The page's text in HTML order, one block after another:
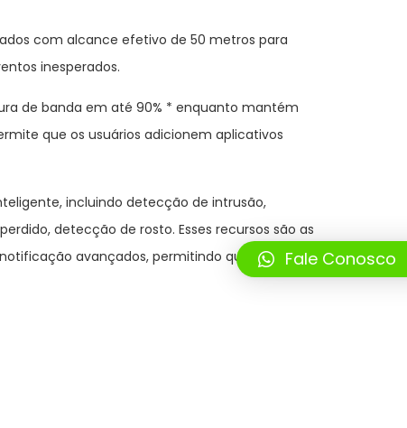
com alcance efetivo de 50 metros para
inesperados.
de banda em até 90% * enquanto mantém
que os usuários adicionem aplicativos
incluindo detecção de intrusão,
detecção de rosto. Esses recursos são as
avançados, permitindo que os
Fale Conosco